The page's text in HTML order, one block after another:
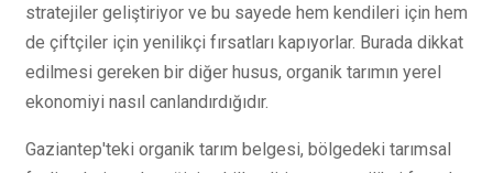
stratejiler geliştiriyor ve bu sayede hem kendileri için hem
de çiftçiler için yenilikçi fırsatları kapıyorlar. Burada dikkat
edilmesi gereken bir diğer husus, organik tarımın yerel
ekonomiyi nasıl canlandırdığıdır.
Gaziantep'teki organik tarım belgesi, bölgedeki tarımsal